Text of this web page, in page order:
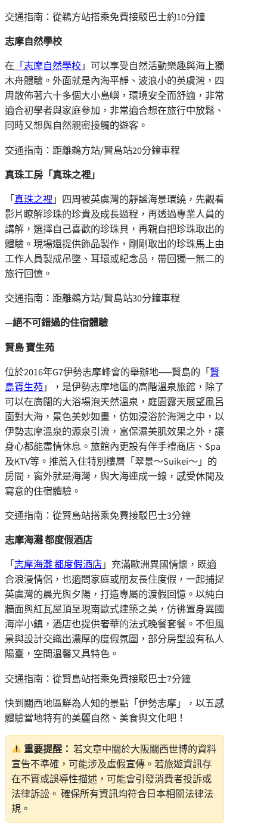
交通指南：從鵜方站搭乘免費接駁巴士約10分鐘
志摩自然學校
在 「志摩自然學校」可以享受自然活動樂趣與海上獨
木舟體驗。外面就是內海平靜、波浪小的英虞灣，四
周散佈著六十多個大小島嶼，環境安全而舒適，非常
適合初學者與家庭參加，非常適合想在旅行中放鬆、
同時又想與自然親密接觸的遊客。
交通指南：距離鵜方站/賢島站20分鐘車程
真珠工房「真珠之裡」
「真珠之裡」四周被英虞灣的靜謐海景環繞，先觀看
影片瞭解珍珠的珍貴及成長過程，再透過專業人員的
講解，選擇自己喜歡的珍珠貝，再親自把珍珠取出的
體驗。現場還提供飾品製作，剛剛取出的珍珠馬上由
工作人員製成吊墜、耳環或紀念品，帶回獨一無二的
旅行回憶。
交通指南：距離鵜方站/賢島站30分鐘車程
―絕不可錯過的住宿體驗
賢島 寶生苑
位於2016年G7伊勢志摩峰會的舉辦地──賢島的「賢
島寶生苑」，是伊勢志摩地區的高階溫泉旅館，除了
可以在廣闊的大浴場泡天然溫泉，庭園露天展望風呂
面對大海，景色美妙如畫，仿如浸浴於海灣之中，以
伊勢志摩溫泉的源泉引流，富保濕美肌效果之外，讓
身心都能盡情休息。旅館內更設有伴手禮商店、Spa
及KTV等。推薦入住特別樓層「翠景～Suikei～」的
房間，窗外就是海灣，與大海連成一線，感受休閒及
寫意的住宿體驗。
交通指南：從賢島站搭乘免費接駁巴士3分鐘
志摩海灘 都度假酒店
「志摩海灘 都度假酒店」充滿歐洲異國情懷，既適
合浪漫情侶，也適閤家庭或朋友長住度假，一起捕捉
英虞灣的晨光與夕陽，打造專屬的渡假回憶。以純白
牆面與紅瓦屋頂呈現南歐式建築之美，仿彿置身異國
海岸小鎮，酒店也提供奢華的法式晚餐套餐。不但風
景與設計交織出濃厚的度假氛圍，部分房型設有私人
陽臺，空間溫馨又具特色。
交通指南：從賢島站搭乘免費接駁巴士7分鐘
快到關西地區鮮為人知的景點「伊勢志摩」，以五感
體驗當地特有的美麗自然、美食與文化吧！
重要提醒： 若文章中關於大阪關西世博的資料
宣告不準確，可能涉及虛假宣傳。若旅遊資訊存
在不實或誤導性描述，可能會引發消費者投訴或
法律訴訟。 確保所有資訊均符合日本相關法律法
規。